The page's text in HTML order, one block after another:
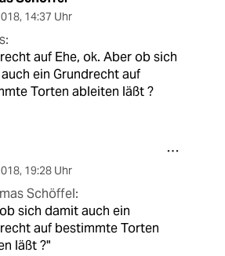
, 14:37 Uhr
auf Ehe, ok. Aber ob sich
ein Grundrecht auf
Torten ableiten läßt ?
, 19:28 Uhr
Schöffel:
sich damit auch ein
auf bestimmte Torten
läßt ?"